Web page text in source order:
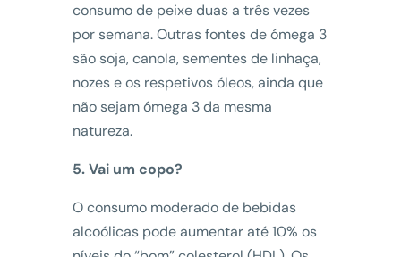
consumo de peixe duas a três vezes
por semana. Outras fontes de ómega 3
são soja, canola, sementes de linhaça,
nozes e os respetivos óleos, ainda que
não sejam ómega 3 da mesma
natureza.
5. Vai um copo?
O consumo moderado de bebidas
alcoólicas pode aumentar até 10% os